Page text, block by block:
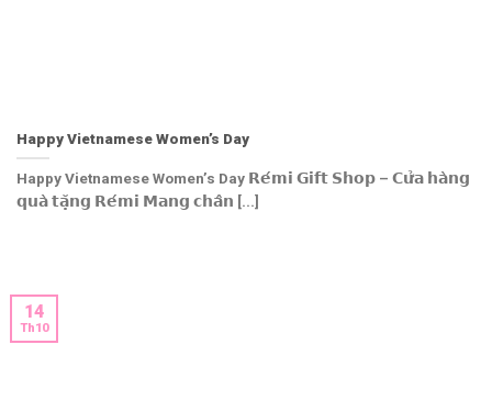
Happy Vietnamese Women’s Day
Happy Vietnamese Women’s Day 𝗥𝗲́𝗺𝗶 𝗚𝗶𝗳𝘁 𝗦𝗵𝗼𝗽 – 𝗖𝘂̛̉𝗮 𝗵𝗮̀𝗻𝗴
𝗾𝘂𝗮̀ 𝘁𝗮̣̆𝗻𝗴 𝗥𝗲́𝗺𝗶 𝗠𝗮𝗻𝗴 𝗰𝗵𝗮̂𝗻 [...]
14
Th10